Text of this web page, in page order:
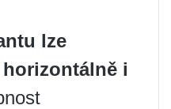
lze
i